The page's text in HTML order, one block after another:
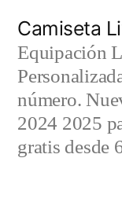
contenido
Camiseta
Equipación
número.
2024 2025
gratis desde